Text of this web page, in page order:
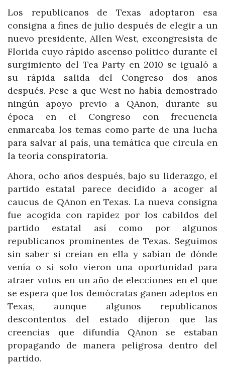
Los republicanos de Texas adoptaron esa
consigna a fines de julio después de elegir a un
nuevo presidente, Allen West, excongresista de
Florida cuyo rápido ascenso político durante el
surgimiento del Tea Party en 2010 se igualó a
su rápida salida del Congreso dos años
después. Pese a que West no había demostrado
ningún apoyo previo a QAnon, durante su
época en el Congreso con frecuencia
enmarcaba los temas como parte de una lucha
para salvar al país, una temática que circula en
la teoría conspiratoria.
Ahora, ocho años después, bajo su liderazgo, el
partido estatal parece decidido a acoger al
caucus de QAnon en Texas. La nueva consigna
fue acogida con rapidez por los cabildos del
partido estatal así como por algunos
republicanos prominentes de Texas. Seguimos
sin saber si creían en ella y sabían de dónde
venía o si solo vieron una oportunidad para
atraer votos en un año de elecciones en el que
se espera que los demócratas ganen adeptos en
Texas, aunque algunos republicanos
descontentos del estado dijeron que las
creencias que difundía QAnon se estaban
propagando de manera peligrosa dentro del
partido.